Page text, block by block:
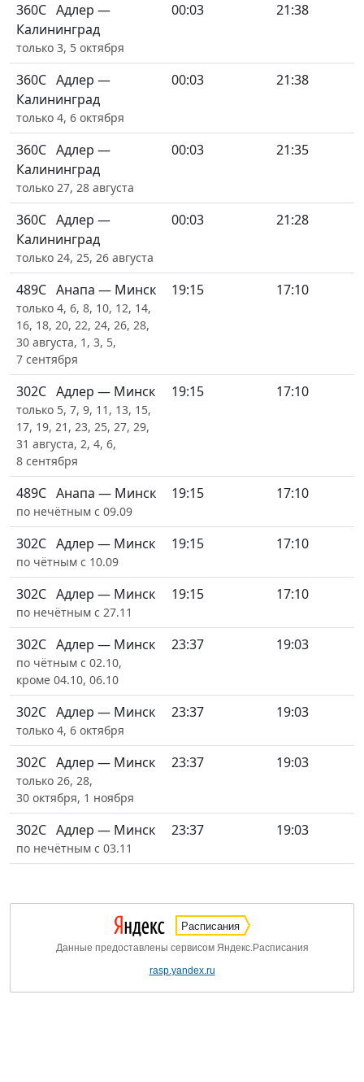
360С Адлер —
Калининград
только 3, 5 октября
00:03 21:38
360С Адлер —
Калининград
только 4, 6 октября
00:03 21:38
360С Адлер —
Калининград
только 27, 28 августа
00:03 21:35
360С Адлер —
Калининград
только 24, 25, 26 августа
00:03 21:28
489С Анапа — Минск
только 4, 6, 8, 10, 12, 14,
16, 18, 20, 22, 24, 26, 28,
30 августа, 1, 3, 5,
7 сентября
19:15 17:10
302С Адлер — Минск
только 5, 7, 9, 11, 13, 15,
17, 19, 21, 23, 25, 27, 29,
31 августа, 2, 4, 6,
8 сентября
19:15 17:10
489С Анапа — Минск
по нечётным с 09.09
19:15 17:10
302С Адлер — Минск
по чётным с 10.09
19:15 17:10
302С Адлер — Минск
по нечётным с 27.11
19:15 17:10
302С Адлер — Минск
по чётным с 02.10,
кроме 04.10, 06.10
23:37 19:03
302С Адлер — Минск
только 4, 6 октября
23:37 19:03
302С Адлер — Минск
только 26, 28,
30 октября, 1 ноября
23:37 19:03
302С Адлер — Минск
по нечётным с 03.11
23:37 19:03
Расписания
Данные предоставлены сервисом Яндекс.Расписания
rasp.yandex.ru